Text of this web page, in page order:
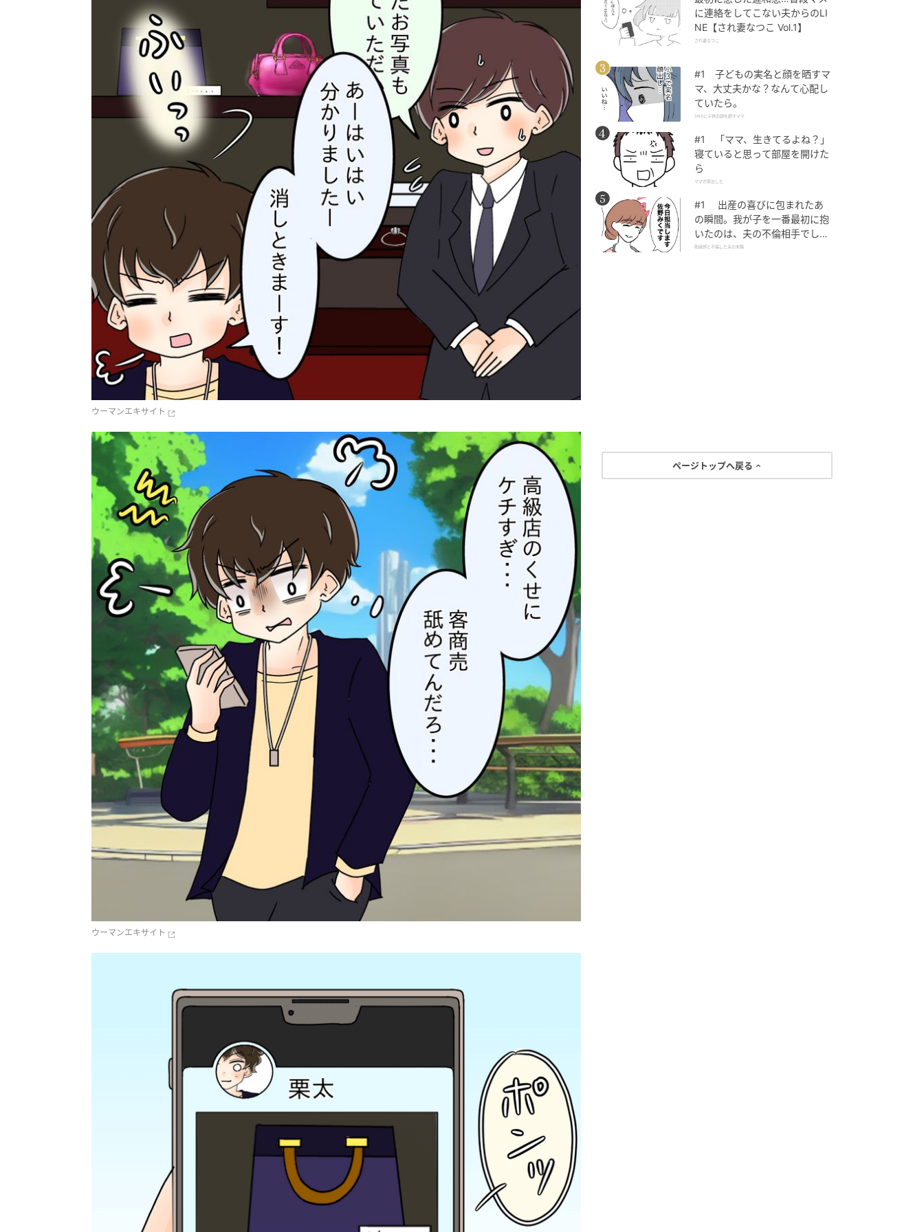
ウーマンエキサイト
ウーマンエキサイト
に連絡をしてこない夫からのLI
NE【され妻なつこ Vol.1】
され妻なつこ
#1 子どもの実名と顔を晒すマ
マ、大丈夫かな？なんて心配し
ていたら。
SNSに子供の顔を晒すママ
#1 「ママ、生きてるよね？」
寝ていると思って部屋を開けた
ら
ママが家出した
#1 出産の喜びに包まれたあ
の瞬間。我が子を一番最初に抱
いたのは、夫の不倫相手でし
た。
助産師と不倫した夫の末路
ページトップへ戻る